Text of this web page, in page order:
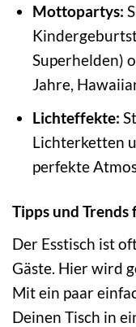
Mottopartys:
Superhelden)
Jahre,
Lichteffekte:
Lichterketten
perfekte
Tipps und
Der Esstisch ist
Gäste. Hier wird
Mit ein paar
Deinen Tisch in